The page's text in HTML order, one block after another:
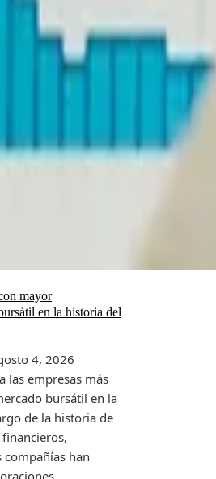
mayor
en la historia del
4, 2026
las empresas más
bursátil en la
de la historia de
compañías han